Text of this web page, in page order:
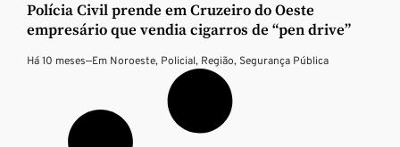
Polícia Civil prende em Cruzeiro do Oeste
empresário que vendia cigarros de “pen drive”
Há 10 meses—Em Noroeste, Policial, Região, Segurança Pública